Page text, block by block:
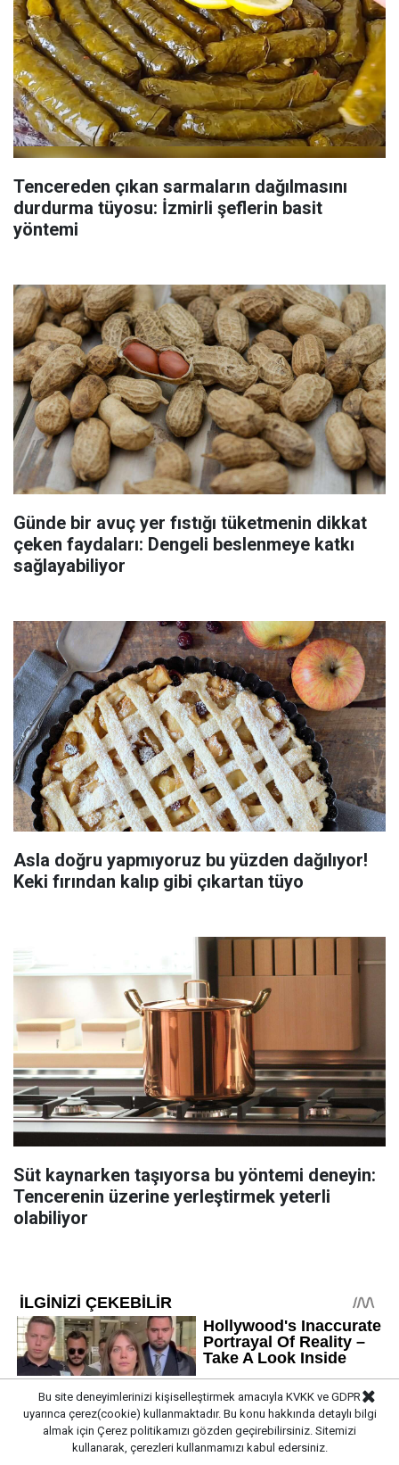
Tencereden çıkan sarmaların dağılmasını
durdurma tüyosu: İzmirli şeflerin basit
yöntemi
Günde bir avuç yer fıstığı tüketmenin dikkat
çeken faydaları: Dengeli beslenmeye katkı
sağlayabiliyor
Asla doğru yapmıyoruz bu yüzden dağılıyor!
Keki fırından kalıp gibi çıkartan tüyo
Süt kaynarken taşıyorsa bu yöntemi deneyin:
Tencerenin üzerine yerleştirmek yeterli
olabiliyor
Bu site deneyimlerinizi kişiselleştirmek amacıyla KVKK ve GDPR
uyarınca çerez(cookie) kullanmaktadır. Bu konu hakkında detaylı bilgi
almak için Çerez politikamızı gözden geçirebilirsiniz. Sitemizi
kullanarak, çerezleri kullanmamızı kabul edersiniz.